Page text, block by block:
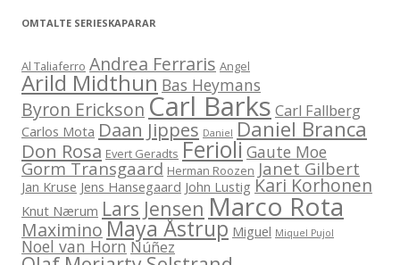
OMTALTE SERIESKAPARAR
Al Taliaferro Andrea Ferraris Angel
Arild Midthun Bas Heymans
Byron EricksonCarl Barks Carl Fallberg
Carlos Mota Daan Jippes Daniel Daniel Branca
Don Rosa Evert Geradts FerioliGaute Moe
Gorm Transgaard Herman Roozen Janet Gilbert
Jan Kruse Jens Hansegaard John Lustig Kari Korhonen
Knut Nærum Lars Jensen Marco Rota
MaximinoMaya Åstrup Miguel Miquel Pujol
Noel van Horn Núñez